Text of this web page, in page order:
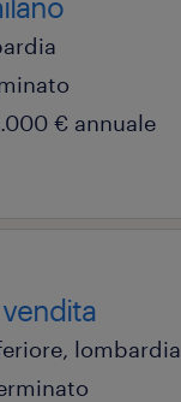
€ annuale
lombardia